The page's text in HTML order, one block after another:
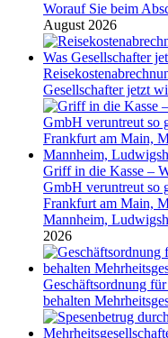
Worauf Sie beim
August 2026
Gesellschafter jetzt
Griff in die Kasse –
GmbH veruntreut so
Frankfurt am Main,
Mannheim,
2026
Geschäftsordnung
behalten